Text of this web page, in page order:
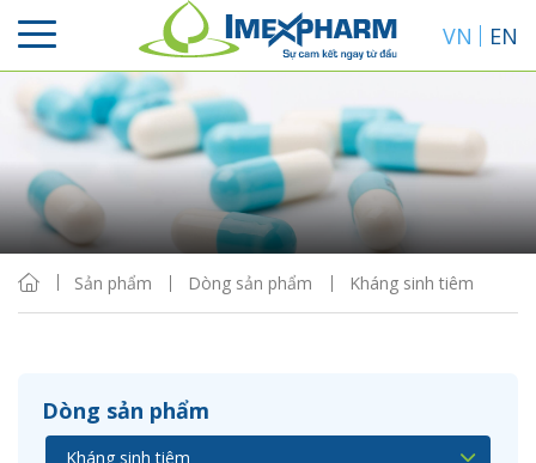
VN EN
Sản phẩm Dòng sản phẩm Kháng sinh tiêm
Dòng sản phẩm
Sắp xếp
Hiển thị